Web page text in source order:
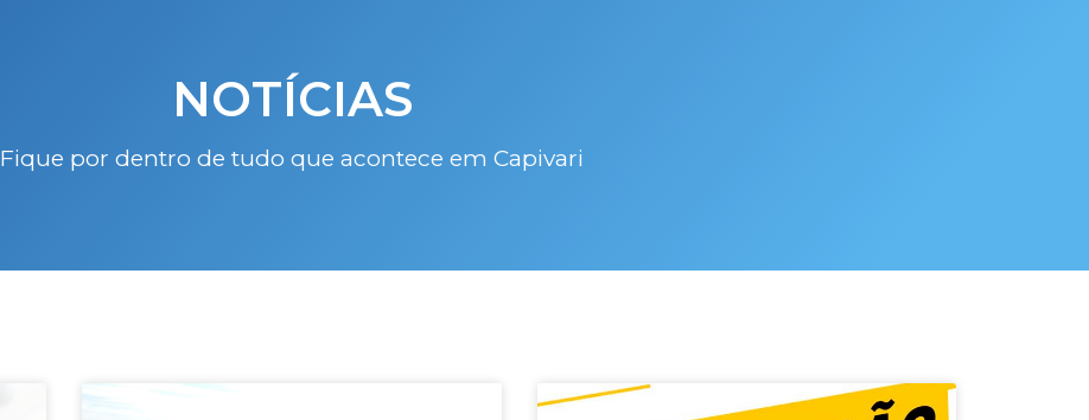
NOTÍCIAS
Fique por dentro de tudo que acontece em Capivari